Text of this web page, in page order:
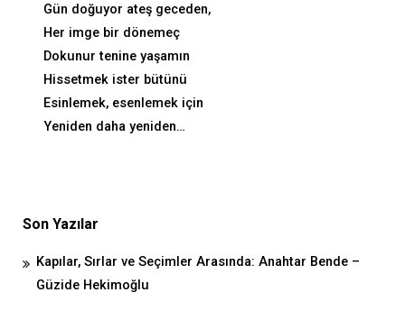
Gün doğuyor ateş geceden,
Her imge bir dönemeç
Dokunur tenine yaşamın
Hissetmek ister bütünü
Esinlemek, esenlemek için
Yeniden daha yeniden…
Son Yazılar
Kapılar, Sırlar ve Seçimler Arasında: Anahtar Bende –
Güzide Hekimoğlu